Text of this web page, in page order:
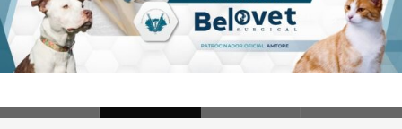
Loading...